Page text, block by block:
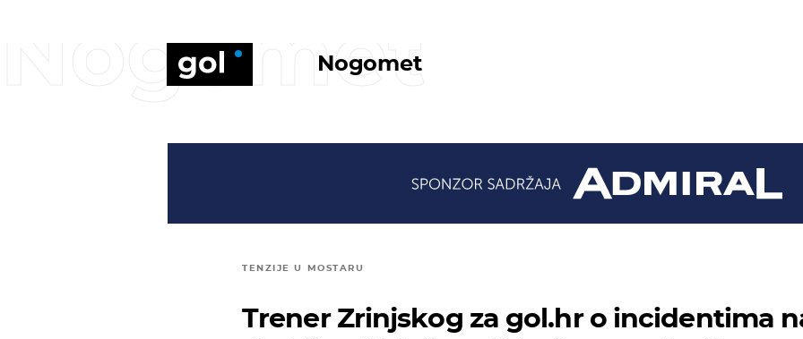
Nogomet
Nogomet
TENZIJE U MOSTARU
Trener Zrinjskog za gol.hr o incidentima